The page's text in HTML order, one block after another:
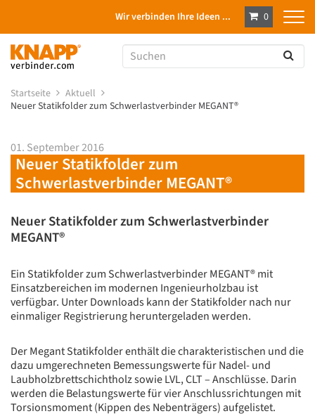
Wir verbinden Ihre Ideen ... 0
Startseite
Aktuell
Neuer Statikfolder zum Schwerlastverbinder MEGANT®
01. September 2016
Neuer Statikfolder zum
Schwerlastverbinder MEGANT®
Neuer Statikfolder zum Schwerlastverbinder
MEGANT®
Ein Statikfolder zum Schwerlastverbinder MEGANT® mit
Einsatzbereichen im modernen Ingenieurholzbau ist
verfügbar. Unter Downloads kann der Statikfolder nach nur
einmaliger Registrierung heruntergeladen werden.
Der Megant Statikfolder enthält die charakteristischen und die
dazu umgerechneten Bemessungswerte für Nadel- und
Laubholzbrettschichtholz sowie LVL, CLT – Anschlüsse. Darin
werden die Belastungswerte für vier Anschlussrichtungen mit
Torsionsmoment (Kippen des Nebenträgers) aufgelistet.